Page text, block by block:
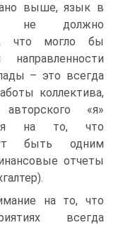
выше, язык в
не должно
что могло бы
– это всегда
коллектива,
«я»
на то, что
быть одним
отчеты
на то, что
всегда